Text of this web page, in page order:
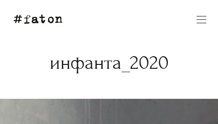
инфанта_2020